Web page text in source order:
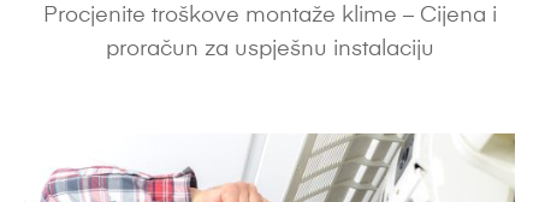
Procjenite troškove montaže klime – Cijena i
proračun za uspješnu instalaciju